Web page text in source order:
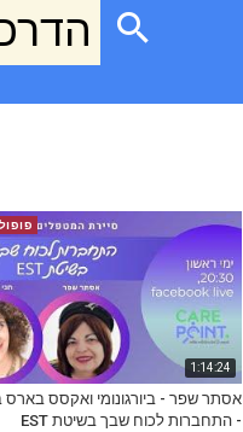
1:14:24
אסתר שפר - ביורגונומי ואקסס בארס
- התחברות לכוח שבך בשיטת EST